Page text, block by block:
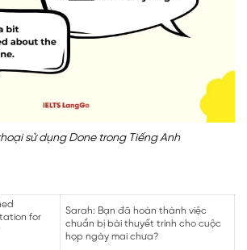
sử dụng Done trong Tiếng Anh
for
Sarah: Bạn đã hoàn thành việc
chuẩn bị bài thuyết trình cho cuộc
họp ngày mai chưa?